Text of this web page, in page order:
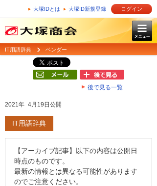
大塚IDとは 大塚ID新規登録 ログイン
IT用語辞典 ベンダー
後で見る一覧
2021年 4月19日公開
IT用語辞典
【アーカイブ記事】以下の内容は公開日
時点のものです。
最新の情報とは異なる可能性があります
のでご注意ください。